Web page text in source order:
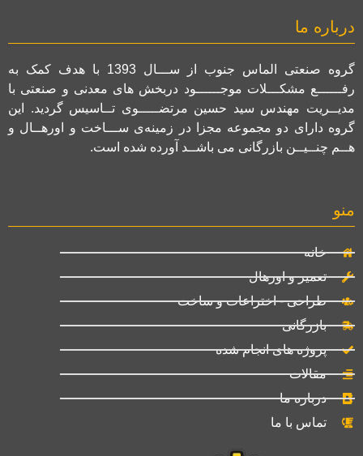
درباره ما
گروه صنعتی الماس جنوب از ســـال 1393 با هدف کمک به
رفــــــع مشکـــلات موجــــــود دربخش های معدنی و صنعتی با
مدیــریت مهندس سید حسین مرتضـــــوی تــاسیس گردید. این
گروه دارای دو مجموعه مجزا در زمینه‌ی ســـاخت و اورهــال و
هــم چنــیــن بازرگانی می باشــد آورده شده است.
منو
خانه
تعمیر و اورهال
طراحی - اختراعات و ساخت
بازرگانی
پروژه های انجام شده
مقالات
درباره ما
تماس با ما